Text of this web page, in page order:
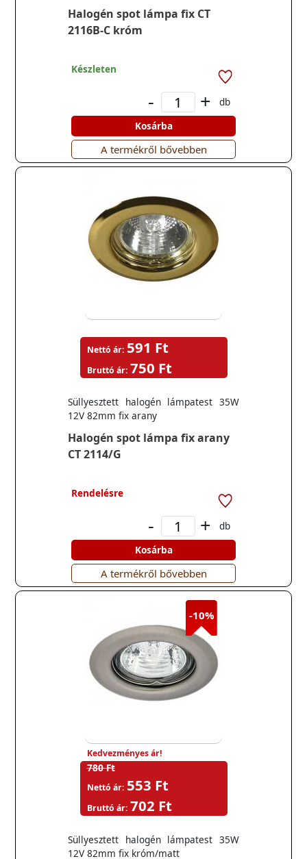
Halogén spot lámpa fix CT
2116B-C króm
Készleten
- +
db
Kosárba
A termékről bővebben
Halogén spot lámpa fix arany
CT 2114/G
Süllyesztett halogén lámpatest 35W
12V 82mm fix arany
Nettó ár: 591 Ft
Bruttó ár: 750 Ft
Rendelésre
- +
db
Kosárba
A termékről bővebben
-10%
Süllyesztett halogén lámpatest 35W
12V 82mm fix króm/matt
Kedvezményes ár!
780 Ft
Nettó ár: 553 Ft
Bruttó ár: 702 Ft